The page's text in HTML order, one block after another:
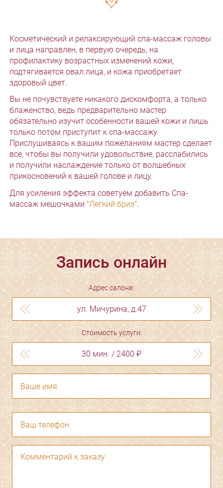
Косметический и релаксирующий спа-массаж головы
и лица направлен, в первую очередь, на
профилактику возрастных изменений кожи,
подтягивается овал лица, и кожа приобретает
здоровый цвет.
Вы не почувствуете никакого дискомфорта, а только
блаженство, ведь предварительно мастер
обязательно изучит особенности вашей кожи и лишь
только потом приступит к спа-массажу.
Прислушиваясь к вашим пожеланиям мастер сделает
все, чтобы вы получили удовольствие, расслабились
и получили наслаждение только от волшебных
прикосновений к вашей голове и лицу.
Для усиления эффекта советуем добавить Спа-
массаж мешочками "Легкий бриз".
Запись онлайн
Адрес салона:
ул. Мичурина, д.47
Стоимость услуги:
30 мин. / 2400 ₽